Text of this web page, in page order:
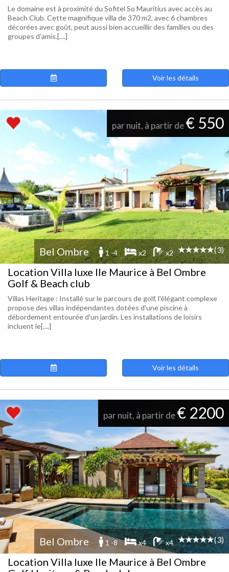
Le domaine est à proximité du Sofitel So Mauritius avec accès au
Beach Club. Cette magnifique villa de 370 m2, avec 6 chambres
décorées avec goût, peut aussi bien accueillir des familles ou des
groupes d'amis.[....]
Voir les détails
par nuit, à partir de€ 550
Bel Ombre 1 -4 x2 x2 (3)
Location Villa luxe Ile Maurice à Bel Ombre
Golf & Beach club
Villas Heritage : Installé sur le parcours de golf, l'élégant complexe
propose des villas indépendantes dotées d'une piscine à
débordement entourée d'un jardin. Les installations de loisirs
incluent le[....]
Voir les détails
par nuit, à partir de€ 2200
Bel Ombre 1 -8 x4 x4 (3)
Location Villa luxe Ile Maurice à Bel Ombre